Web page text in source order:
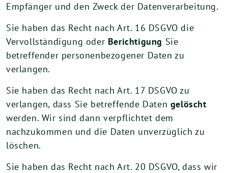
Empfänger und den Zweck der Datenverarbeitung.
Sie haben das Recht nach Art. 16 DSGVO die
Vervollständigung oder Berichtigung Sie
betreffender personenbezogener Daten zu
verlangen.
Sie haben das Recht nach Art. 17 DSGVO zu
verlangen, dass Sie betreffende Daten gelöscht
werden. Wir sind dann verpflichtet dem
nachzukommen und die Daten unverzüglich zu
löschen.
Sie haben das Recht nach Art. 20 DSGVO, dass wir